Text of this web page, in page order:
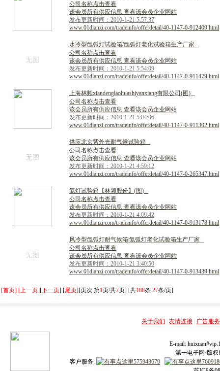
公司名称点击查看
该会员所有供应信息 查看该会员企业网站
发布更新时间：2010-1-21 5:57:37
www.01dianzi.com/tradeinfo/offerdetail/40-1147-0-912409.html
无图
水冷型氙弧灯试验箱/氙弧灯老化试验箱生产厂家
公司名称点击查看
该会员所有供应信息 查看该会员企业网站
发布更新时间：2010-1-21 5:54:09
www.01dianzi.com/tradeinfo/offerdetail/40-1147-0-911479.html
上海林频xiandenglaohuashiyanxiang有限公司 (图)
公司名称点击查看
该会员所有供应信息 查看该会员企业网站
发布更新时间：2010-1-21 5:04:06
www.01dianzi.com/tradeinfo/offerdetail/40-1147-0-911302.html
无图
供应北京紫外光耐气候试验箱
公司名称点击查看
该会员所有供应信息 查看该会员企业网站
发布更新时间：2010-1-21 4:59:12
www.01dianzi.com/tradeinfo/offerdetail/40-1147-0-265347.html
氙灯试验箱 【林频股份】 (图)
公司名称点击查看
该会员所有供应信息 查看该会员企业网站
发布更新时间：2010-1-21 4:09:42
www.01dianzi.com/tradeinfo/offerdetail/40-1147-0-913178.html
无图
风冷型氙弧灯耐气候箱 氙弧灯老化试验箱生产厂家
公司名称点击查看
该会员所有供应信息 查看该会员企业网站
发布更新时间：2010-1-21 3:40:50
www.01dianzi.com/tradeinfo/offerdetail/40-1147-0-913439.html
[首页] [上一页][下一页] [尾页][页次 第1页/共7页] [共188条 27条/页]
关于我们 友情连接 广告服务
E-mail:
第一电子网·版权
客户服务: